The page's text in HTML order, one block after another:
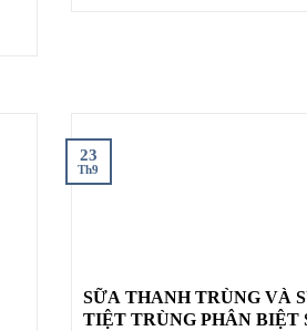
SỮA THANH TRÙNG VÀ
TIỆT TRÙNG PHÂN BIỆT SỰ
23
Th9